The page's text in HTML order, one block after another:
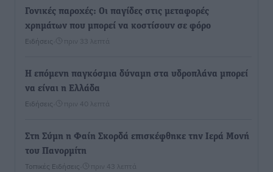
Γονικές παροχές: Οι παγίδες στις μεταφορές
χρημάτων που μπορεί να κοστίσουν σε φόρο
Ειδήσεις πριν 33 λεπτά
Η επόμενη παγκόσμια δύναμη στα υδροπλάνα μπορεί
να είναι η Ελλάδα
Ειδήσεις πριν 40 λεπτά
Στη Σύμη η Φαίη Σκορδά επισκέφθηκε την Ιερά Μονή
του Πανορμίτη
Τοπικές Ειδήσεις πριν 43 λεπτά